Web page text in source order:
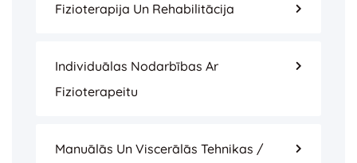
Fizioterapija Un Rehabilitācija
Individuālas Nodarbības Ar
Fizioterapeitu
Manuālās Un Viscerālās Tehnikas /